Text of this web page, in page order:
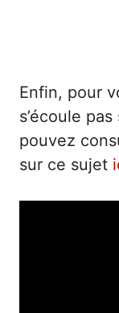
Enfin, pour
s’écoule
pouvez
sur ce sujet